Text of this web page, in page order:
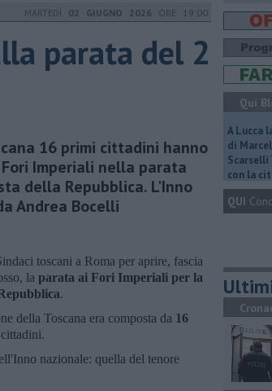
MARTEDÌ 02 GIUGNO 2026 ORE 19:00
parata del 2
16 primi cittadini hanno
Imperiali nella parata
della Repubblica. L'Inno
Andrea Bocelli
toscani a Roma per aprire, fascia
la parata ai Fori Imperiali per la
.
della Toscana era composta da 16
nazionale: quella del tenore
Qui
A Lucca
di
Scarselli
con la
QUI